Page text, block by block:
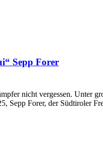
Sepp Forer
nicht vergessen. Unter
Sepp Forer, der Südtiroler